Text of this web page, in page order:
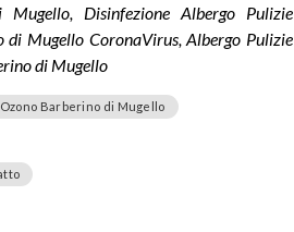
Disinfezione Albergo Pulizie
Mugello CoronaVirus, Albergo Pulizie
di Mugello
Barberino di Mugello